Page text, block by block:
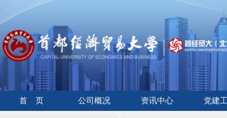
首 页 公司概况 资讯中心 党建